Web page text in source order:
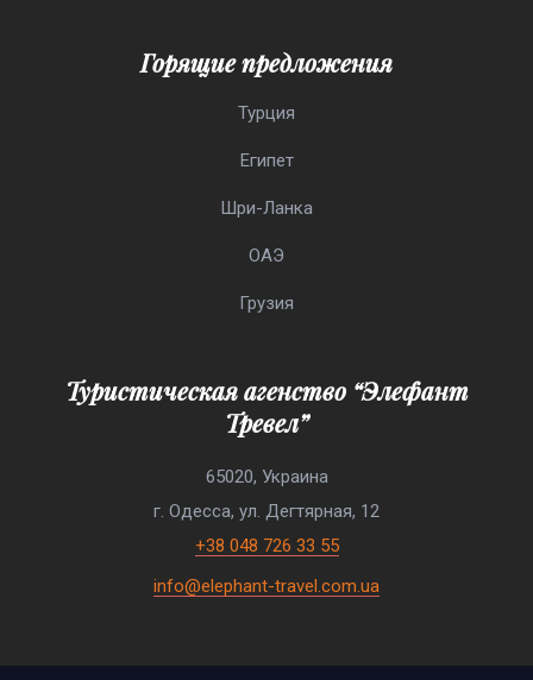
Горящие предложения
Турция
Египет
Шри-Ланка
ОАЭ
Грузия
Туристическая агенство “Элефант
Тревел”
65020, Украина
г. Одесса, ул. Дегтярная, 12
+38 048 726 33 55
info@elephant-travel.com.ua